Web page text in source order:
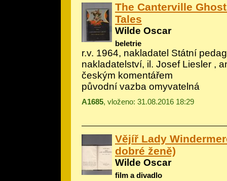
The Canterville
Tales
Wilde Oscar
beletrie
r.v. 1964, nakladatel Státní
nakladatelství, il. Josef Liesler ,
českým komentářem
původní vazba omyvatelná
A1685, vloženo: 31.08.2016 18:29
Vějíř Lady
dobré ženě)
Wilde Oscar
film a divadlo